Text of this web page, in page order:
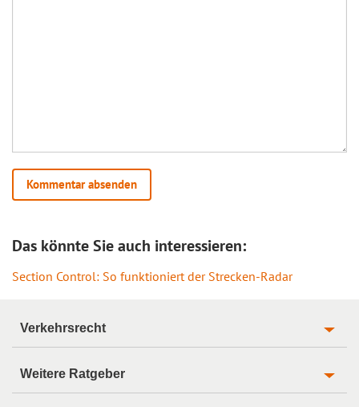
Das könnte Sie auch interessieren:
Section Control: So funktioniert der Strecken-Radar
Verkehrsrecht
Weitere Ratgeber